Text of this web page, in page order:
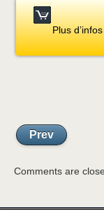
Plus
Prev
Comments are